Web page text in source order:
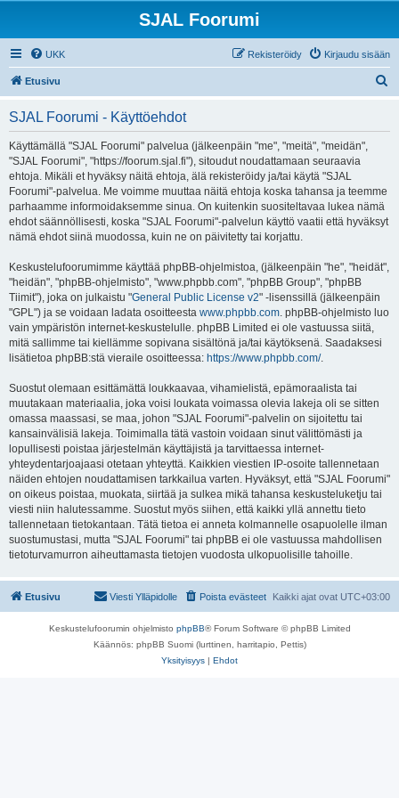
SJAL Foorumi
UKK Kirjaudu sisään
Rekisteröidy
Etusivu
SJAL Foorumi - Käyttöehdot
Käyttämällä "SJAL Foorumi" palvelua (jälkeenpäin "me", "meitä", "meidän",
"SJAL Foorumi", "https://foorum.sjal.fi"), sitoudut noudattamaan seuraavia
ehtoja. Mikäli et hyväksy näitä ehtoja, älä rekisteröidy ja/tai käytä "SJAL
Foorumi"-palvelua. Me voimme muuttaa näitä ehtoja koska tahansa ja teemme
parhaamme informoidaksemme sinua. On kuitenkin suositeltavaa lukea nämä
ehdot säännöllisesti, koska "SJAL Foorumi"-palvelun käyttö vaatii että hyväksyt
nämä ehdot siinä muodossa, kuin ne on päivitetty tai korjattu.
Keskustelufoorumimme käyttää phpBB-ohjelmistoa, (jälkeenpäin "he", "heidät",
"heidän", "phpBB-ohjelmisto", "www.phpbb.com", "phpBB Group", "phpBB
Tiimit"), joka on julkaistu "General Public License v2" -lisenssillä (jälkeenpäin
"GPL") ja se voidaan ladata osoitteesta www.phpbb.com. phpBB-ohjelmisto luo
vain ympäristön internet-keskustelulle. phpBB Limited ei ole vastuussa siitä,
mitä sallimme tai kiellämme sopivana sisältönä ja/tai käytöksenä. Saadaksesi
lisätietoa phpBB:stä vieraile osoitteessa: https://www.phpbb.com/.
Suostut olemaan esittämättä loukkaavaa, vihamielistä, epämoraalista tai
muutakaan materiaalia, joka voisi loukata voimassa olevia lakeja oli se sitten
omassa maassasi, se maa, johon "SJAL Foorumi"-palvelin on sijoitettu tai
kansainvälisiä lakeja. Toimimalla tätä vastoin voidaan sinut välittömästi ja
lopullisesti poistaa järjestelmän käyttäjistä ja tarvittaessa internet-
yhteydentarjoajaasi otetaan yhteyttä. Kaikkien viestien IP-osoite tallennetaan
näiden ehtojen noudattamisen tarkkailua varten. Hyväksyt, että "SJAL Foorumi"
on oikeus poistaa, muokata, siirtää ja sulkea mikä tahansa keskusteluketju tai
viesti niin halutessamme. Suostut myös siihen, että kaikki yllä annettu tieto
tallennetaan tietokantaan. Tätä tietoa ei anneta kolmannelle osapuolelle ilman
suostumustasi, mutta "SJAL Foorumi" tai phpBB ei ole vastuussa mahdollisen
tietoturvamurron aiheuttamasta tietojen vuodosta ulkopuolisille tahoille.
Etusivu Kaikki ajat ovat UTC+03:00
Poista evästeet
Viesti Ylläpidolle
Keskustelufoorumin ohjelmisto phpBB® Forum Software © phpBB Limited
Käännös: phpBB Suomi (lurttinen, harritapio, Pettis)
Yksityisyys | Ehdot